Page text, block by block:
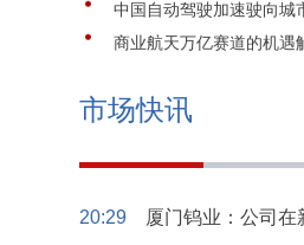
中国自动驾驶加速驶向城
商业航天万亿赛道的机遇
市场快讯
20:29
厦门钨业：公司在